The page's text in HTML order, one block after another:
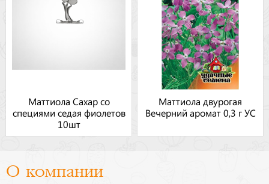
Маттиола Сахар со
специями седая фиолетов
10шт
Маттиола двурогая
Вечерний аромат 0,3 г УС
О компании